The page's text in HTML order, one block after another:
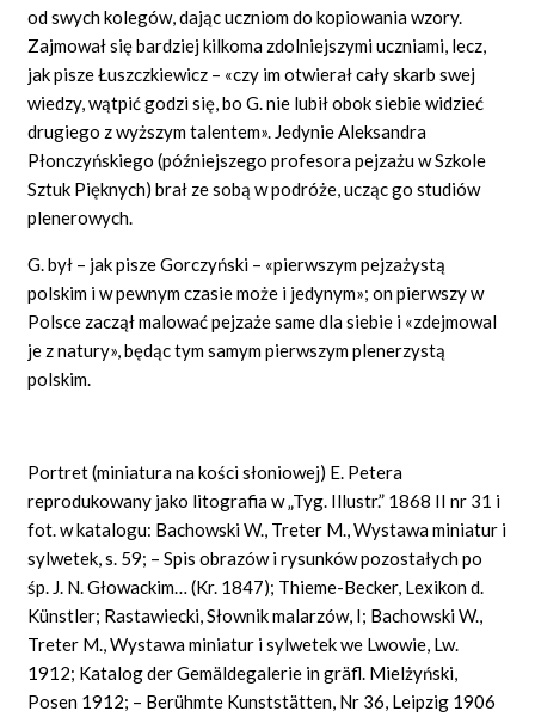
od swych kolegów, dając uczniom do kopiowania wzory.
Zajmował się bardziej kilkoma zdolniejszymi uczniami, lecz,
jak pisze Łuszczkiewicz – «czy im otwierał cały skarb swej
wiedzy, wątpić godzi się, bo G. nie lubił obok siebie widzieć
drugiego z wyższym talentem». Jedynie Aleksandra
Płonczyńskiego (późniejszego profesora pejzażu w Szkole
Sztuk Pięknych) brał ze sobą w podróże, ucząc go studiów
plenerowych.
G. był – jak pisze Gorczyński – «pierwszym pejzażystą
polskim i w pewnym czasie może i jedynym»; on pierwszy w
Polsce zaczął malować pejzaże same dla siebie i «zdejmowal
je z natury», będąc tym samym pierwszym plenerzystą
polskim.
Portret (miniatura na kości słoniowej) E. Petera
reprodukowany jako litografia w „Tyg. Illustr.” 1868 II nr 31 i
fot. w katalogu: Bachowski W., Treter M., Wystawa miniatur i
sylwetek, s. 59; – Spis obrazów i rysunków pozostałych po
śp. J. N. Głowackim… (Kr. 1847); Thieme-Becker, Lexikon d.
Künstler; Rastawiecki, Słownik malarzów, I; Bachowski W.,
Treter M., Wystawa miniatur i sylwetek we Lwowie, Lw.
1912; Katalog der Gemäldegalerie in gräfl. Mielżyński,
Posen 1912; – Berühmte Kunststätten, Nr 36, Leipzig 1906